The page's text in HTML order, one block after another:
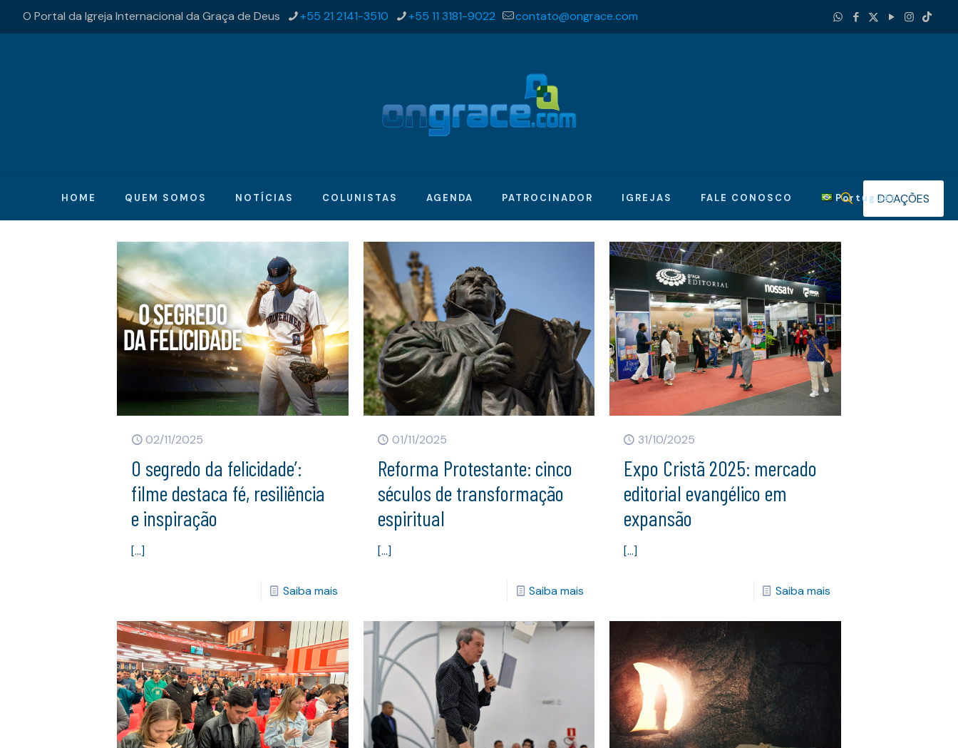
O Portal da Igreja Internacional da Graça de Deus +55 21 2141-3510 +55 11 3181-9022 contato@ongrace.com
HOME QUEM SOMOS NOTÍCIAS COLUNISTAS AGENDA PATROCINADOR IGREJAS FALE CONOSCO PortuguêsDOAÇÕES
02/11/2025
O segredo da felicidade’:
filme destaca fé, resiliência
e inspiração
[…]
Saiba mais
01/11/2025
Reforma Protestante: cinco
séculos de transformação
espiritual
[…]
Saiba mais
31/10/2025
Expo Cristã 2025: mercado
editorial evangélico em
expansão
[…]
Saiba mais